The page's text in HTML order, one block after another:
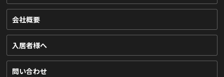
会社概要
入居者様へ
問い合わせ